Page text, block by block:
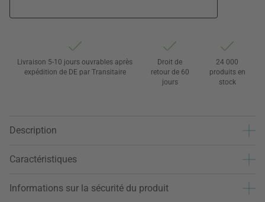
Livraison 5-10 jours ouvrables après
expédition de DE par Transitaire
Droit de
retour de 60
jours
24 000
produits en
stock
Description
Caractéristiques
Informations sur la sécurité du produit